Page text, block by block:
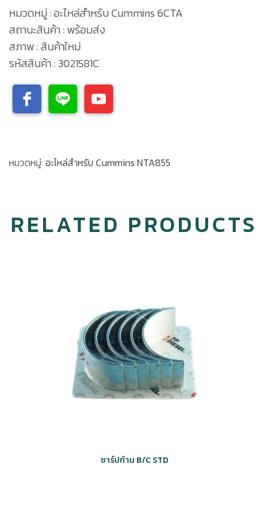
หมวดหมู่ : อะไหล่สำหรับ Cummins 6CTA
สถานะสินค้า : พร้อมส่ง
สภาพ : สินค้าใหม่
รหัสสินค้า : 3021581C
หมวดหมู่: อะไหล่สำหรับ Cummins NTA855
RELATED PRODUCTS
ชาร์ปก้าน B/C STD